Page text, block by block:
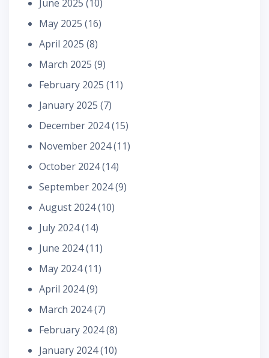
June 2025 (10)
May 2025 (16)
April 2025 (8)
March 2025 (9)
February 2025 (11)
January 2025 (7)
December 2024(15)
November 2024(11)
October 2024(14)
September 2024(9)
August 2024(10)
July 2024(14)
June 2024(11)
May 2024(11)
April 2024(9)
March 2024(7)
February 2024(8)
January 2024(10)